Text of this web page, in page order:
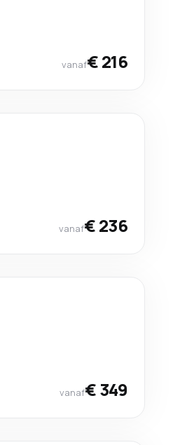
vanaf€ 216
vanaf€ 236
vanaf€ 349